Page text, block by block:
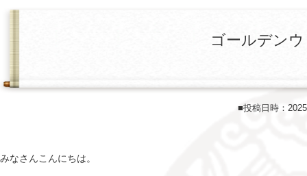
ゴールデン
■投稿日時：
みなさんこんにちは。